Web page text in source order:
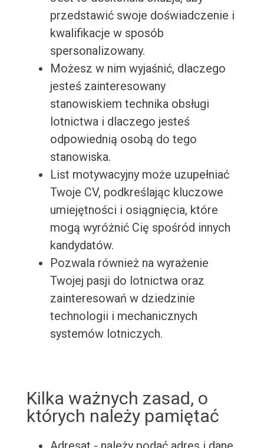
przedstawić swoje doświadczenie i
kwalifikacje w sposób
spersonalizowany.
Możesz w nim wyjaśnić, dlaczego
jesteś zainteresowany
stanowiskiem technika obsługi
lotnictwa i dlaczego jesteś
odpowiednią osobą do tego
stanowiska.
List motywacyjny może uzupełniać
Twoje CV, podkreślając kluczowe
umiejętności i osiągnięcia, które
mogą wyróżnić Cię spośród innych
kandydatów.
Pozwala również na wyrażenie
Twojej pasji do lotnictwa oraz
zainteresowań w dziedzinie
technologii i mechanicznych
systemów lotniczych.
Kilka ważnych zasad, o
których należy pamiętać